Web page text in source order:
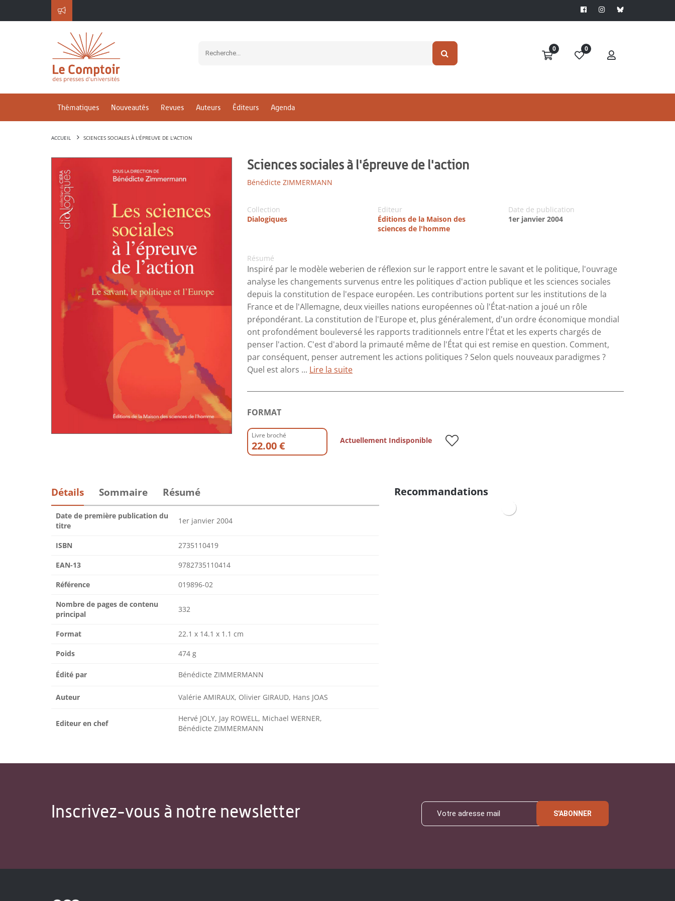
0 0
Thématiques Nouveautés Revues Auteurs Éditeurs Agenda
ACCUEIL SCIENCES SOCIALES À L'ÉPREUVE DE L'ACTION
Sciences sociales à l'épreuve de l'action
Bénédicte ZIMMERMANN
Collection
Dialogiques
Editeur
Éditions de la Maison des
sciences de l'homme
Date de publication
1er janvier 2004
Résumé
Inspiré par le modèle weberien de réflexion sur le rapport entre le savant et le politique, l'ouvrage
analyse les changements survenus entre les politiques d'action publique et les sciences sociales
depuis la constitution de l'espace européen. Les contributions portent sur les institutions de la
France et de l'Allemagne, deux vieilles nations européennes où l'État-nation a joué un rôle
prépondérant. La constitution de l'Europe et, plus généralement, d'un ordre économique mondial
ont profondément bouleversé les rapports traditionnels entre l'État et les experts chargés de
penser l'action. C'est d'abord la primauté même de l'État qui est remise en question. Comment,
par conséquent, penser autrement les actions politiques ? Selon quels nouveaux paradigmes ?
Quel est alors ... Lire la suite
FORMAT
Livre broché
22.00 € Actuellement Indisponible
Détails Sommaire Résumé
Date de première publication du
titre
1er janvier 2004
ISBN 2735110419
EAN-13 9782735110414
Référence 019896-02
Nombre de pages de contenu
principal
332
Format 22.1 x 14.1 x 1.1 cm
Poids 474 g
Édité par Bénédicte ZIMMERMANN
Auteur Valérie AMIRAUX, Olivier GIRAUD, Hans JOAS
Editeur en chef
Hervé JOLY, Jay ROWELL, Michael WERNER,
Bénédicte ZIMMERMANN
Recommandations
Inscrivez-vous à notre newsletter S'ABONNER